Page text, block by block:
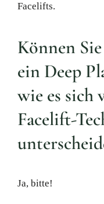
Facelifts.
Können
ein Deep
wie es sich
Facelift-
Ja, bitte!